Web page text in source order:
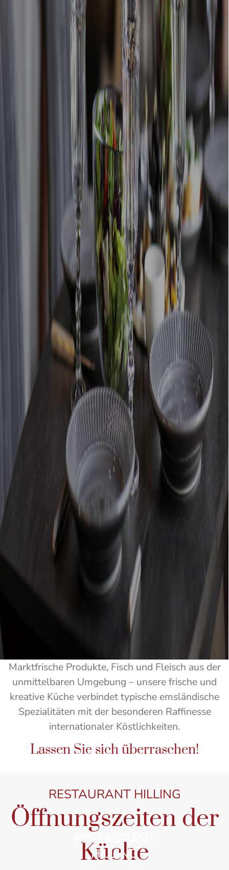
RESTAURANT
HILLING
Marktfrische Produkte, Fisch und Fleisch aus der
unmittelbaren Umgebung – unsere frische und
kreative Küche verbindet typische emsländische
Spezialitäten mit der besonderen Raffinesse
internationaler Köstlichkeiten.
Lassen Sie sich überraschen!
RESTAURANT HILLING
Öffnungszeiten der
Küche